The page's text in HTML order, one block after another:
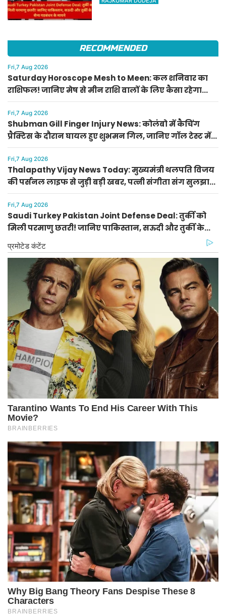
RECOMMENDED
Fri,7 Aug 2026
Saturday Horoscope Mesh to Meen: कल शनिवार का
राशिफल! जानिए मेष से मीन राशि वालों के लिए कैसा रहेगा
दिन, किसे मिलेगा आर्थिक लाभ
Fri,7 Aug 2026
Shubman Gill Finger Injury News: कोलंबो में कैचिंग
प्रैक्टिस के दौरान घायल हुए शुभमन गिल, जानिए गॉल टेस्ट में
खेलेंगे या नहीं
Fri,7 Aug 2026
Thalapathy Vijay News Today: मुख्यमंत्री थलपति विजय
की पर्सनल लाइफ से जुड़ी बड़ी खबर, पत्नी संगीता संग सुलझा
विवाद
Fri,7 Aug 2026
Saudi Turkey Pakistan Joint Defense Deal: तुर्की को
मिली परमाणु छतरी! जानिए पाकिस्तान, सऊदी और तुर्की के
सैन्य गठबंधन के मायने